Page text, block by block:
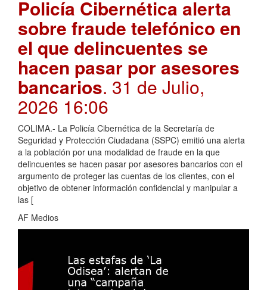
Policía Cibernética alerta
sobre fraude telefónico en
el que delincuentes se
hacen pasar por asesores
bancarios. 31 de Julio,
2026 16:06
COLIMA.- La Policía Cibernética de la Secretaría de
Seguridad y Protección Ciudadana (SSPC) emitió una alerta
a la población por una modalidad de fraude en la que
delincuentes se hacen pasar por asesores bancarios con el
argumento de proteger las cuentas de los clientes, con el
objetivo de obtener información confidencial y manipular a
las [
AF Medios